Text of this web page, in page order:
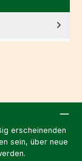
erscheinenden
sein, über neue